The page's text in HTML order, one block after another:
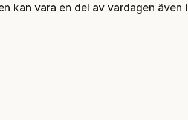
kan vara en del av vardagen även